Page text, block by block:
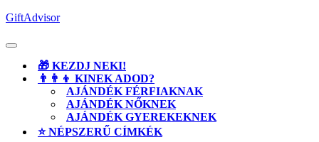
Skip
content
GiftAdvisor
Open
🎁 KEZDJ NEKI!
👨‍👨‍👦 KINEK ADOD?
AJÁNDÉK FÉRFIAKNAK
AJÁNDÉK NŐKNEK
AJÁNDÉK GYEREKEKNEK
⭐ NÉPSZERŰ CÍMKÉK